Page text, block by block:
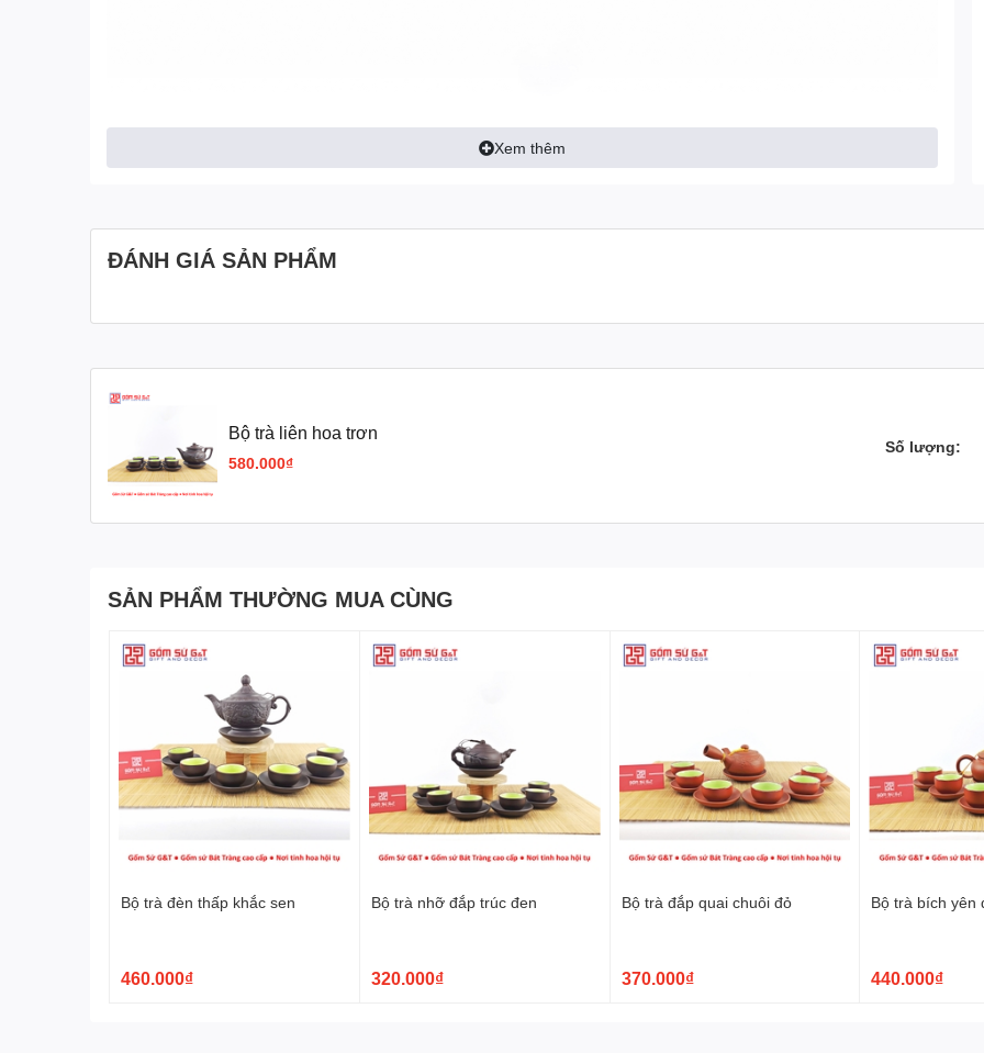
Điểm làm nên sức hút của sản phẩm nằm ở sự kết hợp hài hòa giữa kiểu dáng mềm mại và chất liệu
cao cấp. Chính chất đất tốt giúp bộ trà có thần thái trang nhã, bề mặt mịn đẹp, cầm chắc tay và tạo cảm giác cao cấp
ngay từ lần chạm đầu tiên. Với những khách hàng đang tìm kiếm một
bộ trà cao cấpđể sử dụng hằng ngày, tiếp
khách hoặc làm quà tặng, đây là mẫu sản phẩm rất dễ chinh phục cảm tình.
Không cần hoa văn quá cầu kỳ,bộ trà liên hoa trơn
vẫn đủ sức tạo điểm nhấn cho bàn trà nhờ vẻ đẹp tinh khiết, hài
hòa và dễ phối với nhiều phong cách nội thất. Từ không gian hiện đại, tối giản đến phòng khách mang hơi hướng
Xem thêm
ĐÁNH GIÁ SẢN PHẨM
Bộ trà liên hoa trơn
580.000₫
Số lượng:
SẢN PHẨM THƯỜNG MUA CÙNG
Bộ trà đèn thấp khắc sen
460.000₫
Bộ trà nhỡ đắp trúc đen
320.000₫
Bộ trà đắp quai chuôi đỏ
370.000₫
Bộ trà bích yên
440.000₫